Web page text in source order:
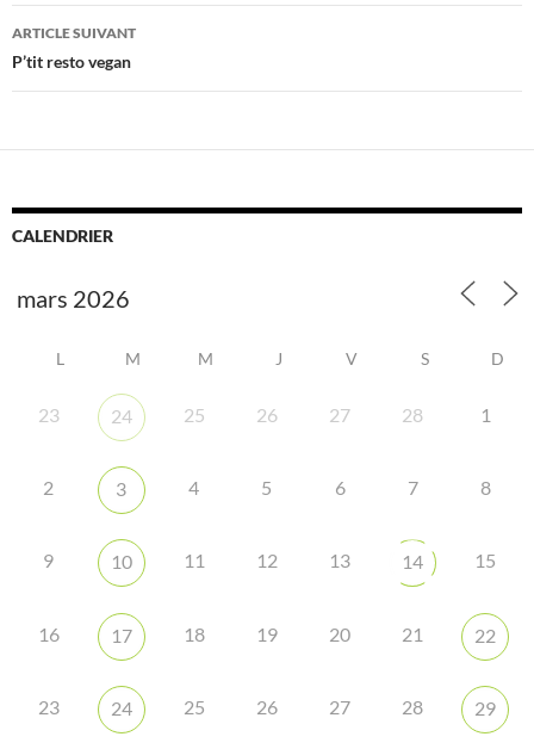
articles
ARTICLE SUIVANT
P’tit resto vegan
CALENDRIER
L M M J V S D
23 24 25 26 27 28 1
2 3 4 5 6 7 8
9 10 11 12 13 14 15
16 17 18 19 20 21 22
23 24 25 26 27 28 29